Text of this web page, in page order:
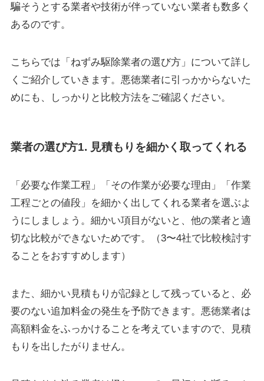
騙そうとする業者や技術が伴っていない業者も数多く
あるのです。
こちらでは「ねずみ駆除業者の選び方」について詳し
くご紹介していきます。悪徳業者に引っかからないた
めにも、しっかりと比較方法をご確認ください。
業者の選び方1. 見積もりを細かく取ってくれる
「必要な作業工程」「その作業が必要な理由」「作業
工程ごとの値段」を細かく出してくれる業者を選ぶよ
うにしましょう。細かい項目がないと、他の業者と適
切な比較ができないためです。（3〜4社で比較検討す
ることをおすすめします）
また、細かい見積もりが記録として残っていると、必
要のない追加料金の発生を予防できます。悪徳業者は
高額料金をふっかけることを考えていますので、見積
もりを出したがりません。